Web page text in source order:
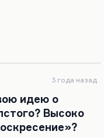
душевной
– как у
И кроме
3 года назад
идею о
Высоко